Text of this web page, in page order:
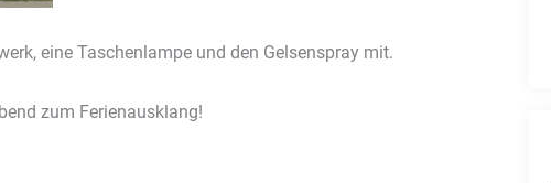
eine Taschenlampe und den Gelsenspray mit.
zum Ferienausklang!